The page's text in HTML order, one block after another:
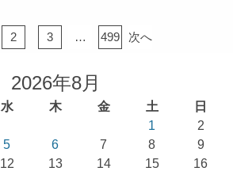
2 3 … 499 次へ
2026年8月
水 木 金 土
日
1
2
5 6 7 8
9
12 13 14 15
16